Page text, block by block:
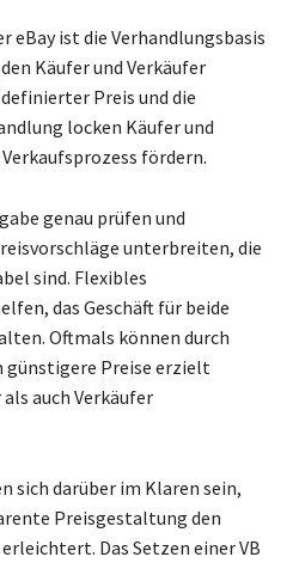
eBay ist die Verhandlungsbasis
Käufer und Verkäufer
Preis und die
locken Käufer und
fördern.
genau prüfen und
unterbreiten, die
sind. Flexibles
das Geschäft für beide
Oftmals können durch
günstigere Preise erzielt
auch Verkäufer
sich darüber im Klaren sein,
Preisgestaltung den
Das Setzen einer VB